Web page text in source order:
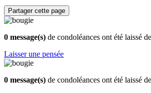
Partager cette page
0 message(s) de condoléances ont été laissé
Laisser une pensée
0 message(s) de condoléances ont été laissé